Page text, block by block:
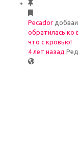
Pecador
обратилась ко
что с кровью!
4 лет назад